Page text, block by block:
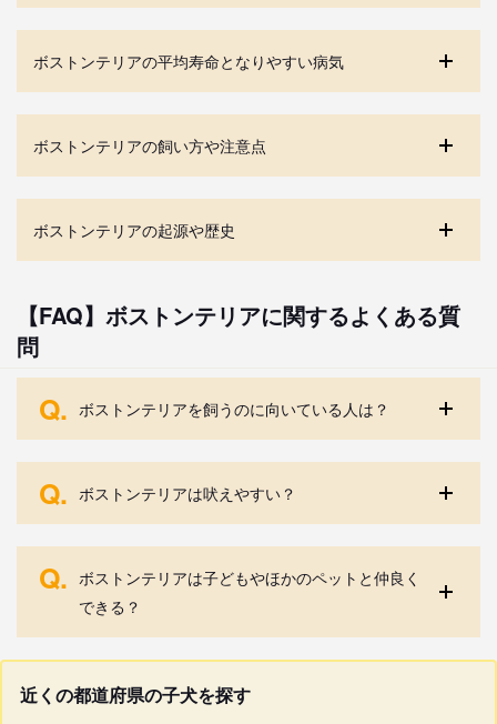
ボストンテリアの平均寿命となりやすい病気
ボストンテリアの飼い方や注意点
ボストンテリアの起源や歴史
【FAQ】ボストンテリアに関するよくある質
問
Q. ボストンテリアを飼うのに向いている人は？
Q. ボストンテリアは吠えやすい？
Q. ボストンテリアは子どもやほかのペットと仲良く
できる？
近くの都道府県の子犬を探す